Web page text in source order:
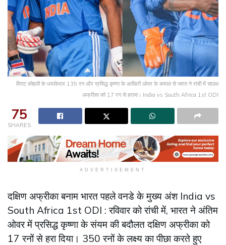
विराट कोहली के धमाकेदार 135 रन और प्रसिद्ध कृष्णा के आखिरी ओवर के कमाल से भारत ने रांची में साउथ
अफ्रीका को 17 रन से हराया। India vs South Africa 1st ODI
75
SHARES
ADVERTISEMENT
दक्षिण अफ्रीका बनाम भारत पहले वनडे के मुख्य अंश India vs
South Africa 1st ODI : रविवार को रांची में, भारत ने अंतिम
ओवर में प्रसिद्ध कृष्णा के संयम की बदौलत दक्षिण अफ्रीका को
17 रनों से हरा दिया। 350 रनों के लक्ष्य का पीछा करते हुए